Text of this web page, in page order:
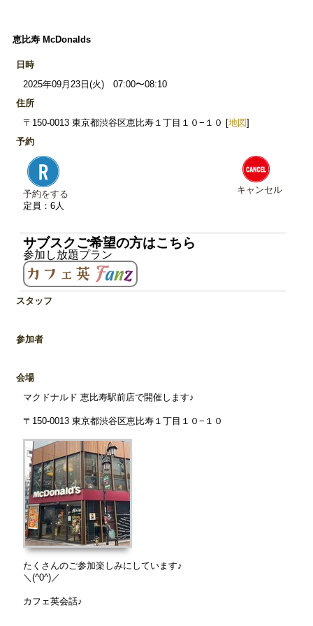
恵比寿 McDonalds
日時
2025年09月23日(火) 07:00〜08:10
住所
〒150-0013 東京都渋谷区恵比寿１丁目１０−１０ [地図]
予約
予約をする
定員：6人
キャンセル
サブスクご希望の方はこちら
参加し放題プラン
スタッフ
参加者
会場
マクドナルド 恵比寿駅前店で開催します♪
〒150-0013 東京都渋谷区恵比寿１丁目１０−１０
たくさんのご参加楽しみにしています♪
＼(^0^)／
カフェ英会話♪